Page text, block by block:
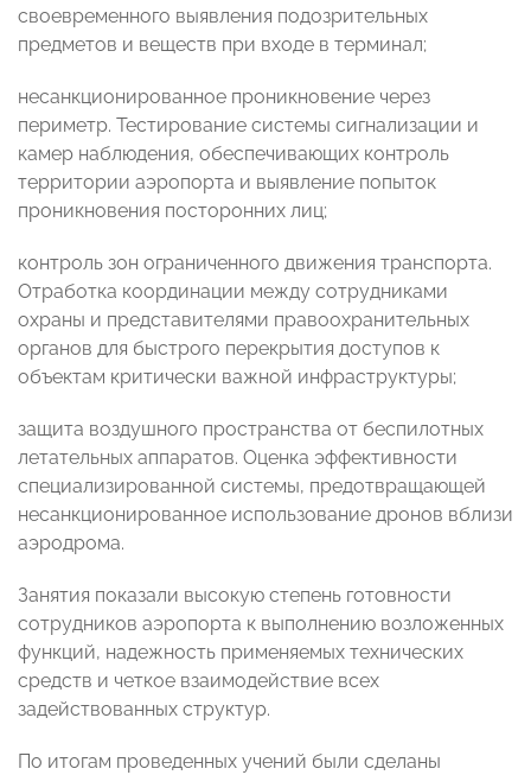
своевременного выявления подозрительных
предметов и веществ при входе в терминал;
несанкционированное проникновение через
периметр. Тестирование системы сигнализации и
камер наблюдения, обеспечивающих контроль
территории аэропорта и выявление попыток
проникновения посторонних лиц;
контроль зон ограниченного движения транспорта.
Отработка координации между сотрудниками
охраны и представителями правоохранительных
органов для быстрого перекрытия доступов к
объектам критически важной инфраструктуры;
защита воздушного пространства от беспилотных
летательных аппаратов. Оценка эффективности
специализированной системы, предотвращающей
несанкционированное использование дронов вблизи
аэродрома.
Занятия показали высокую степень готовности
сотрудников аэропорта к выполнению возложенных
функций, надежность применяемых технических
средств и четкое взаимодействие всех
задействованных структур.
По итогам проведенных учений были сделаны